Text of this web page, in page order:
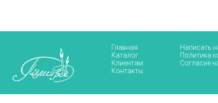
Главная
Каталог
Клиентам
Контакты
Написать
Политика
Согласие